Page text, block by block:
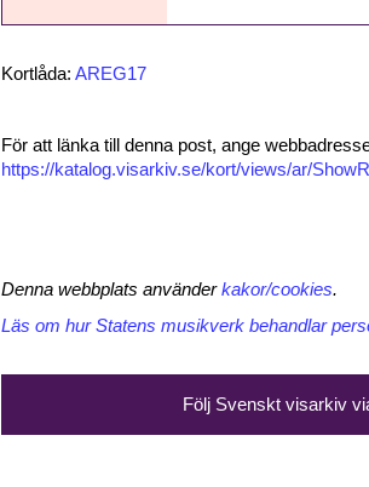
Kortlåda: AREG17
För att länka till denna post, ange
https://katalog.visarkiv.se/kort/views/ar/
Denna webbplats använderkakor/cookies.
Läs om hur Statens musikverk behandlar
Följ Svenskt visarkiv